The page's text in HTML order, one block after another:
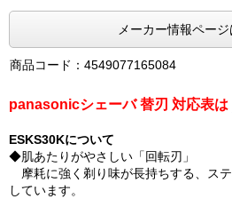
メーカー情報ペー
商品コード：4549077165084
panasonicシェーバ 替刃 対応表は
ESKS30Kについて
◆肌あたりがやさしい「回転刃」
摩耗に強く剃り味が長持ちする、ス
しています。